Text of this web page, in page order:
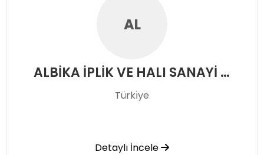
AL
ALBİKA İPLİK VE HALI SANAYİ TİCARET ANONİM ŞİRKETİ
Türkı̇ye
Detaylı İncele